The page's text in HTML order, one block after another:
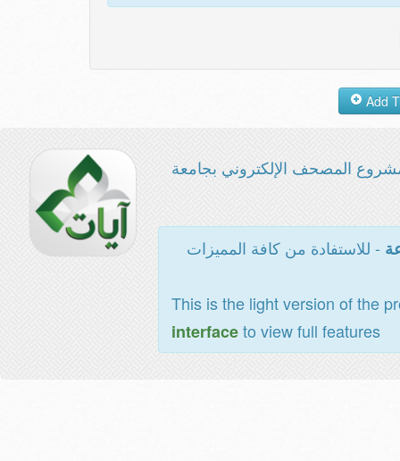
المصحف الإلكتروني بجامعة
- للاستفادة من كافة المميزات
This is the light version of the
interfaceto view full features